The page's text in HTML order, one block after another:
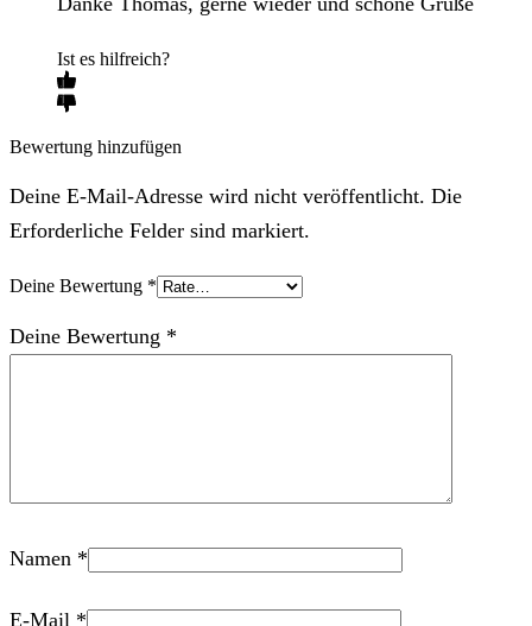
Ist es hilfreich?
Bewertung hinzufügen
Deine E-Mail-Adresse wird nicht veröffentlicht. Die
Erforderliche Felder sind markiert.
Deine Bewertung *
Deine Bewertung *
Namen *
E-Mail *